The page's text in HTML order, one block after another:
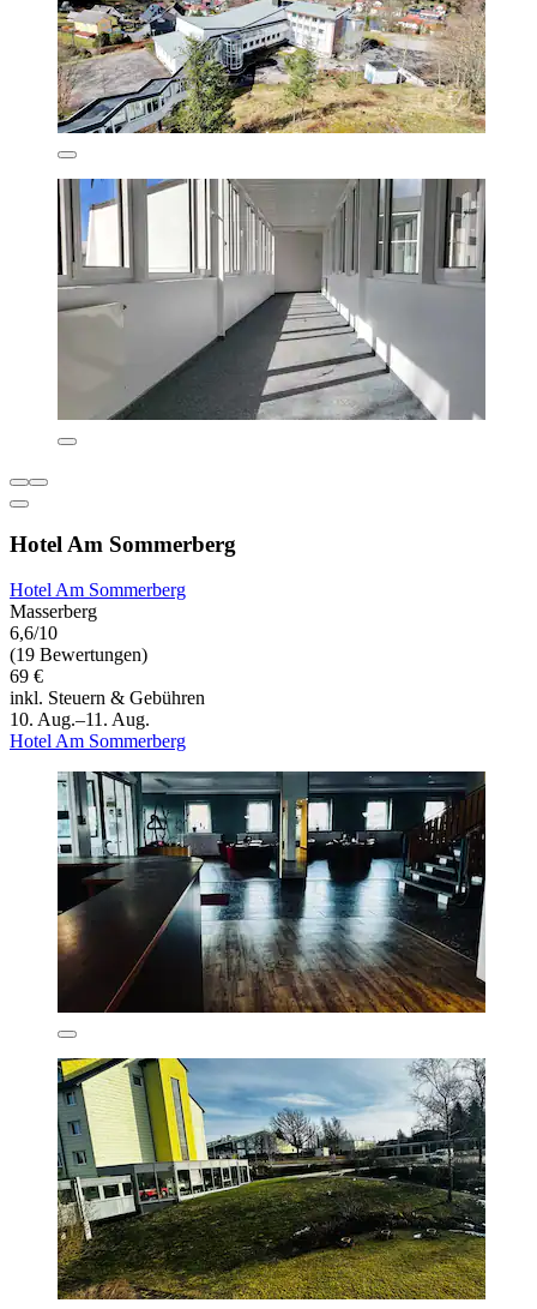
Hotel Am Sommerberg
Hotel Am Sommerberg
Masserberg
6,6/10
(19 Bewertungen)
69 €
inkl. Steuern & Gebühren
10. Aug.–11. Aug.
Hotel Am Sommerberg